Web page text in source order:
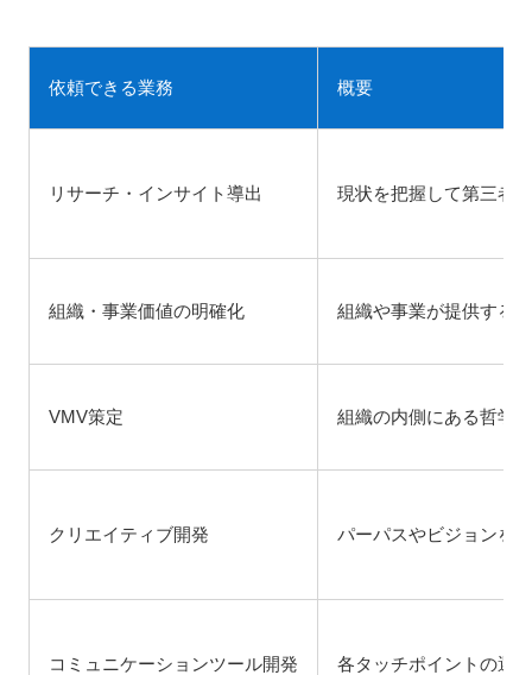
依頼できる業務 概要
リサーチ・インサイト導出 現状を把握して第三者
組織・事業価値の明確化 組織や事業が提供する
VMV策定 組織の内側にある哲学
クリエイティブ開発 パーパスやビジョンを
コミュニケーションツール開発 各タッチポイントの選